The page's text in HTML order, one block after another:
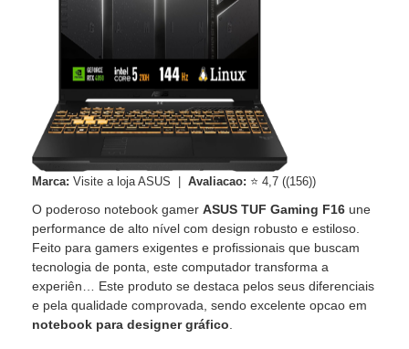
Marca: Visite a loja ASUS | Avaliacao: ⭐ 4,7 ((156))
O poderoso notebook gamer ASUS TUF Gaming F16 une
performance de alto nível com design robusto e estiloso.
Feito para gamers exigentes e profissionais que buscam
tecnologia de ponta, este computador transforma a
experiên… Este produto se destaca pelos seus diferenciais
e pela qualidade comprovada, sendo excelente opcao em
notebook para designer gráfico